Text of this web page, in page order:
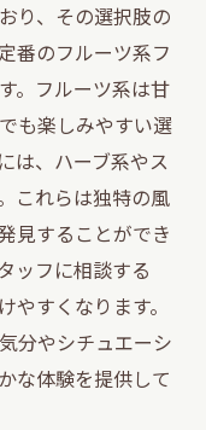
り、その選択肢の
番のフルーツ系フ
。フルーツ系は甘
も楽しみやすい選
は、ハーブ系やス
これらは独特の風
見することができ
ッフに相談する
やすくなります。
分やシチュエーシ
な体験を提供して